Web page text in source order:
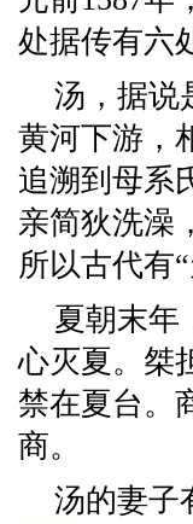
处据传有六
汤，据说
黄河下游，
追溯到母系
亲简狄洗澡
所以古代有
夏朝末年
心灭夏。桀
禁在夏台。
商。
汤的妻子